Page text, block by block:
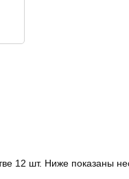
12 шт. Ниже показаны